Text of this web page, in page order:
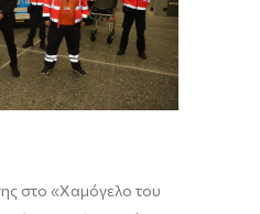
στο «Χαμόγελο του